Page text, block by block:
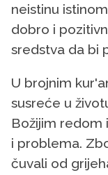
neistinu
dobro i
sredstva da bi
U brojnim
susreće u
Božijim redom
i problema.
čuvali od